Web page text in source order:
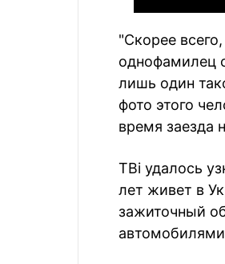
"Скорее
однофамилец
лишь один
фото этого
время заезда
ТВi удалось
лет живет в
зажиточный